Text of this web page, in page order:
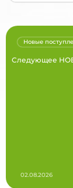
Следующее
Новые
02.08.2026